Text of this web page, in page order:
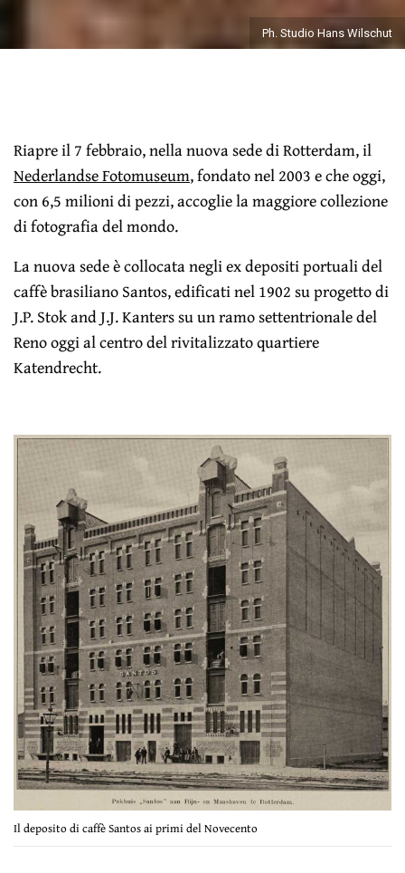
Ph. Studio Hans Wilschut
Riapre il 7 febbraio, nella nuova sede di Rotterdam, il
Nederlandse Fotomuseum, fondato nel 2003 e che oggi,
con 6,5 milioni di pezzi, accoglie la maggiore collezione
di fotografia del mondo.
La nuova sede è collocata negli ex depositi portuali del
caffè brasiliano Santos, edificati nel 1902 su progetto di
J.P. Stok and J.J. Kanters su un ramo settentrionale del
Reno oggi al centro del rivitalizzato quartiere
Katendrecht.
Il deposito di caffè Santos ai primi del Novecento